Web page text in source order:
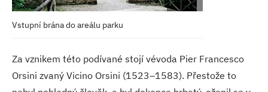
Vstupní brána do areálu parku
Za vznikem této podívané stojí vévoda Pier Francesco
Orsini zvaný Vicino Orsini (1523–1583). Přestože to